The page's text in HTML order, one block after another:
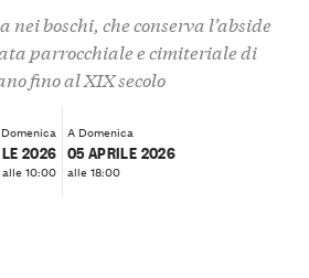
boschi, che conserva l’abside
parrocchiale e cimiteriale di
fino al XIX secolo
2026
alle 10:00
A Domenica
05 APRILE 2026
alle 18:00